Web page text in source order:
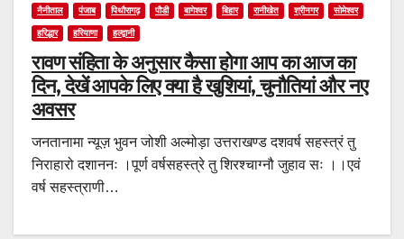
नैनीताल पंजाब पिथौरागढ़ पौडी बागेश्वर बिहार रानीखेत श्रीनगर सोमेश्वर
हरिद्धार हरियाणा हल्द्वानी
रावण संहिता के अनुसार कैसा होगा आप का आज का
दिन, देखें आपके लिए क्या है खुशियां, चुनौतियां और नए
अवसर
जनतानामा न्यूज़ भुवन जोशी अल्मोड़ा उत्तराखण्ड दशवर्ष सहस्त्रं तु
निराहारो दशाननः ।पूर्ण वर्षसहस्त्रे तु शिरश्चाग्नौ जुहाव सः ।।एवं
वर्ष सहस्त्राणी…